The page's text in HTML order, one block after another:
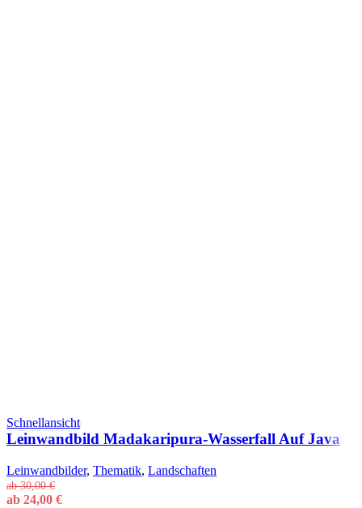
Schnellansicht
Leinwandbild Madakaripura-Wasserfall Auf Java
Leinwandbilder, Thematik, Landschaften
ab30,00€
ab 24,00 €